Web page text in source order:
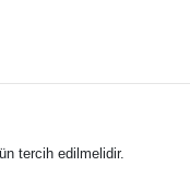
tercih edilmelidir.